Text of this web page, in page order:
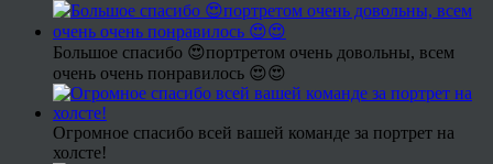
Большое спасибо 😍портретом очень довольны, всем
очень очень понравилось 😍😍
Огромное спасибо всей вашей команде за портрет на
холсте!